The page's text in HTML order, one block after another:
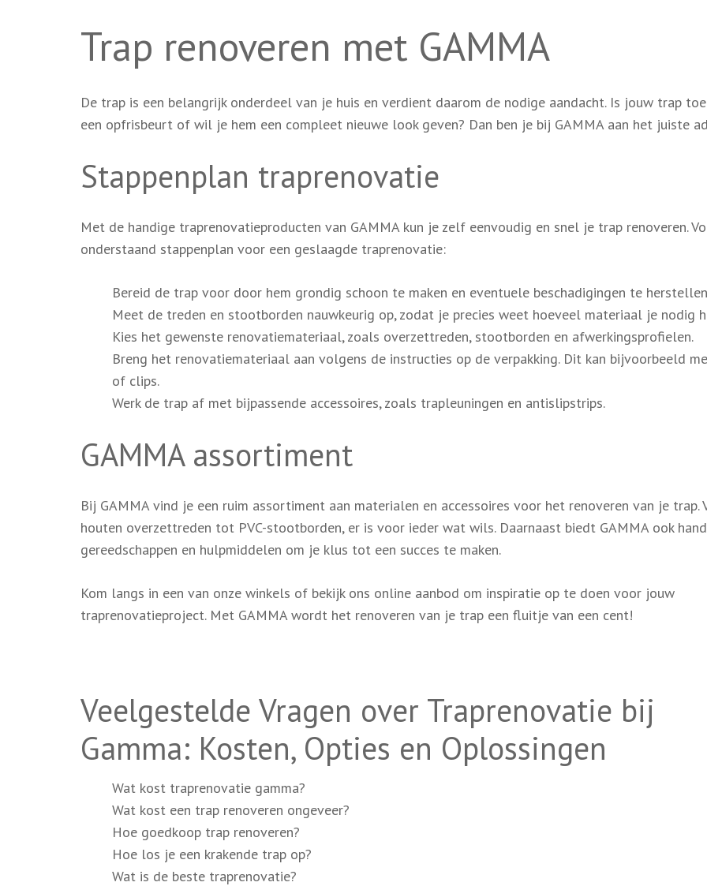
Trap renoveren met GAMMA
De trap is een belangrijk onderdeel van je huis en verdient daarom de nodige aandacht. Is jouw trap
een opfrisbeurt of wil je hem een compleet nieuwe look geven? Dan ben je bij GAMMA aan het juiste
Stappenplan traprenovatie
Met de handige traprenovatieproducten van GAMMA kun je zelf eenvoudig en snel je trap renoveren.
onderstaand stappenplan voor een geslaagde traprenovatie:
Bereid de trap voor door hem grondig schoon te maken en eventuele beschadigingen te
Meet de treden en stootborden nauwkeurig op, zodat je precies weet hoeveel materiaal je nodig
Kies het gewenste renovatiemateriaal, zoals overzettreden, stootborden en afwerkingsprofielen.
Breng het renovatiemateriaal aan volgens de instructies op de verpakking. Dit kan bijvoorbeeld
of clips.
Werk de trap af met bijpassende accessoires, zoals trapleuningen en antislipstrips.
GAMMA assortiment
Bij GAMMA vind je een ruim assortiment aan materialen en accessoires voor het renoveren van je trap.
houten overzettreden tot PVC-stootborden, er is voor ieder wat wils. Daarnaast biedt GAMMA ook
gereedschappen en hulpmiddelen om je klus tot een succes te maken.
Kom langs in een van onze winkels of bekijk ons online aanbod om inspiratie op te doen voor jouw
traprenovatieproject. Met GAMMA wordt het renoveren van je trap een fluitje van een cent!
Veelgestelde Vragen over Traprenovatie bij
Gamma: Kosten, Opties en Oplossingen
Wat kost traprenovatie gamma?
Wat kost een trap renoveren ongeveer?
Hoe goedkoop trap renoveren?
Hoe los je een krakende trap op?
Wat is de beste traprenovatie?